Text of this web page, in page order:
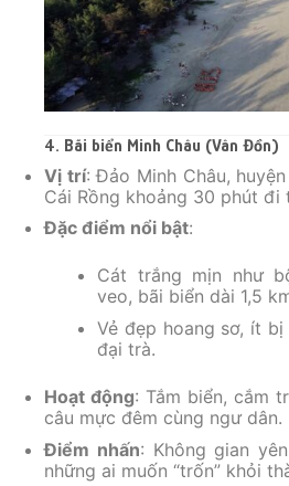
4. Bãi biển Minh Châu (Vân Đồn)
Vị trí: Đảo Minh Châu,
Cái Rồng khoảng 30 phút đi
Đặc điểm nổi bật:
Cát trắng mịn như
veo, bãi biển dài 1,5
Vẻ đẹp hoang sơ, ít
đại trà.
Hoạt động: Tắm biển, cắm
câu mực đêm cùng ngư dân.
Điểm nhấn: Không gian
những ai muốn “trốn” khỏi